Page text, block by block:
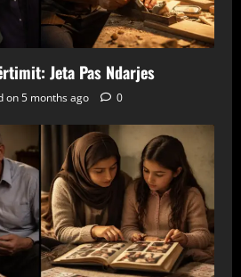
Jeta Pas Ndarjes
on 5 months ago 0